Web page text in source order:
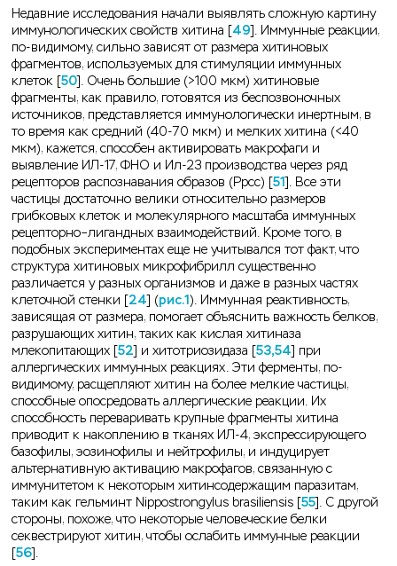
Недавние исследования начали выявлять сложную картину
иммунологических свойств хитина [49]. Иммунные реакции,
по-видимому, сильно зависят от размера хитиновых
фрагментов, используемых для стимуляции иммунных
клеток [50]. Очень большие (>100 мкм) хитиновые
фрагменты, как правило, готовятся из беспозвоночных
источников, представляется иммунологически инертным, в
то время как средний (40-70 мкм) и мелких хитина (<40
мкм), кажется, способен активировать макрофаги и
выявление ИЛ-17, ФНО и Ил-23 производства через ряд
рецепторов распознавания образов (Ррсс) [51]. Все эти
частицы достаточно велики относительно размеров
грибковых клеток и молекулярного масштаба иммунных
рецепторно–лигандных взаимодействий. Кроме того, в
подобных экспериментах еще не учитывался тот факт, что
структура хитиновых микрофибрилл существенно
различается у разных организмов и даже в разных частях
клеточной стенки [24] (рис.1). Иммунная реактивность,
зависящая от размера, помогает объяснить важность белков,
разрушающих хитин, таких как кислая хитиназа
млекопитающих [52] и хитотриозидаза [53,54] при
аллергических иммунных реакциях. Эти ферменты, по-
видимому, расщепляют хитин на более мелкие частицы,
способные опосредовать аллергические реакции. Их
способность переваривать крупные фрагменты хитина
приводит к накоплению в тканях ИЛ-4, экспрессирующего
базофилы, эозинофилы и нейтрофилы, и индуцирует
альтернативную активацию макрофагов, связанную с
иммунитетом к некоторым хитинсодержащим паразитам,
таким как гельминт Nippostrongylus brasiliensis [55]. С другой
стороны, похоже, что некоторые человеческие белки
секвестрируют хитин, чтобы ослабить иммунные реакции
[56].